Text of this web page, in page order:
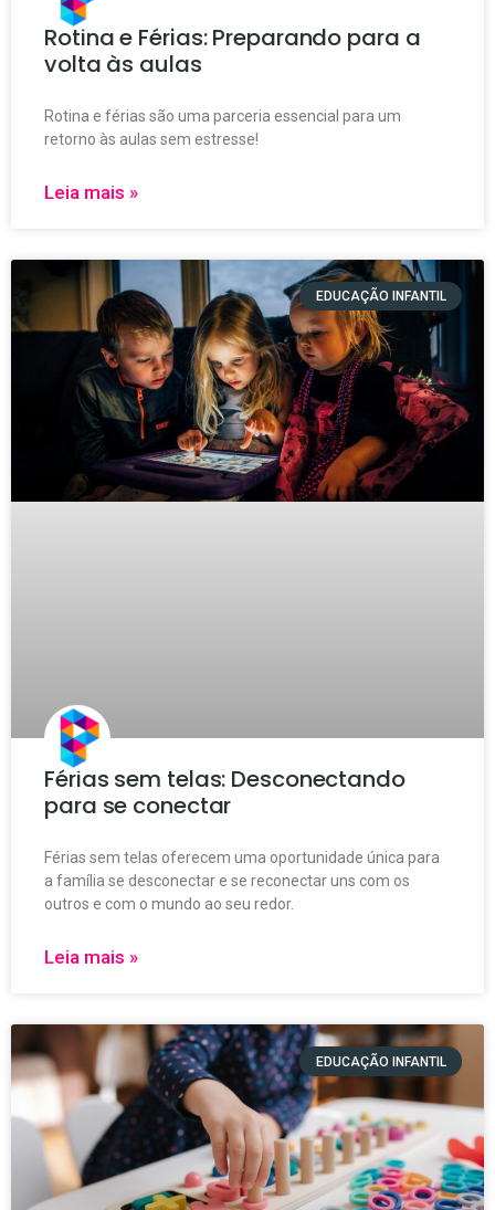
Rotina e Férias: Preparando para a
volta às aulas
Rotina e férias são uma parceria essencial para um
retorno às aulas sem estresse!
Leia mais »
EDUCAÇÃO INFANTIL
Férias sem telas: Desconectando
para se conectar
Férias sem telas oferecem uma oportunidade única para
a família se desconectar e se reconectar uns com os
outros e com o mundo ao seu redor.
Leia mais »
EDUCAÇÃO INFANTIL